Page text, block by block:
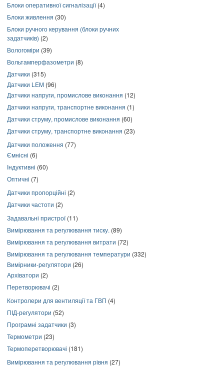
Блоки оперативної сигналізації(4)
Блоки живлення (30)
Блоки ручного керування (блоки ручних
задатчиків) (2)
Вологоміри (39)
Вольтамперфазометри (8)
Датчики (315)
Датчики LEM (96)
Датчики напруги, промислове виконання (12)
Датчики напруги, транспортне виконання (1)
Датчики струму, промислове виконання (60)
Датчики струму, транспортне виконання (23)
Датчики положення (77)
Ємнісні (6)
Індуктивні (60)
Оптичні (7)
Датчики пропорційні (2)
Датчики частоти (2)
Задавальні пристрої(11)
Вимірювання та регулювання тиску. (89)
Вимірювання та регулювання витрати (72)
Вимірювання та регулювання температури (332)
Вимірники-регулятори (26)
Архіватори (2)
Перетворювачі (2)
Контролери для вентиляції та ГВП (4)
ПІД-регулятори (52)
Програмні задатчики (3)
Термометри (23)
Термоперетворювачі (181)
Вимірювання та регулювання рівня (27)